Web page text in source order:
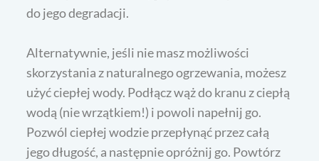
do jego degradacji.
Alternatywnie, jeśli nie masz możliwości
skorzystania z naturalnego ogrzewania, możesz
użyć ciepłej wody. Podłącz wąż do kranu z ciepłą
wodą (nie wrzątkiem!) i powoli napełnij go.
Pozwól ciepłej wodzie przepłynąć przez całą
jego długość, a następnie opróżnij go. Powtórz